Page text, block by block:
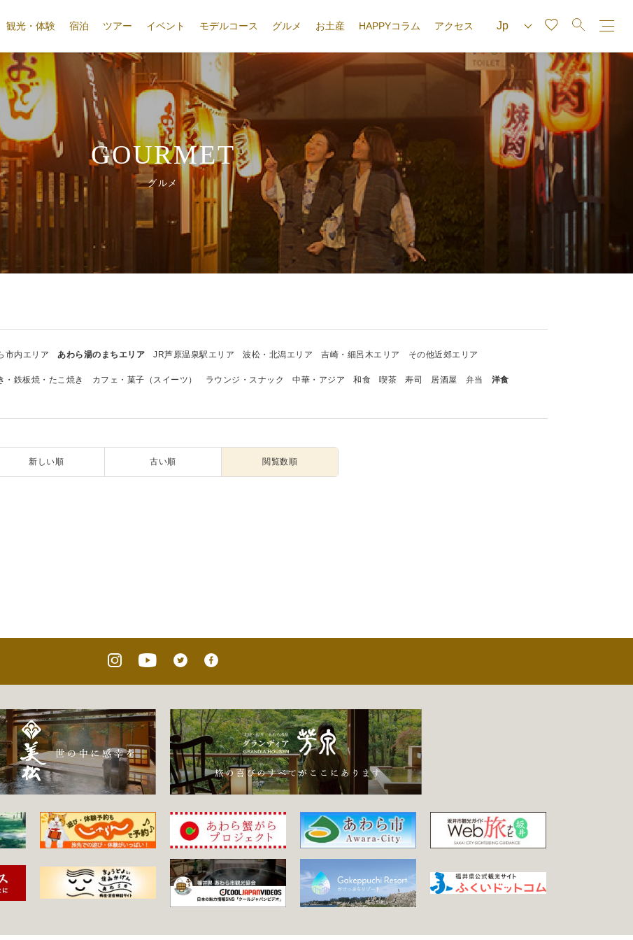
観光・体験 宿泊 ツアー イベント モデルコース グルメ お土産 HAPPYコラム アクセス
GOURMET
グルメ
市内エリア あわら湯のまちエリア JR芦原温泉駅エリア 波松・北潟エリア 吉崎・細呂木エリア その他近郊エリア
・鉄板焼・たこ焼き カフェ・菓子（スイーツ） ラウンジ・スナック 中華・アジア 和食 喫茶 寿司 居酒屋 弁当
洋食
新しい順 古い順 閲覧数順